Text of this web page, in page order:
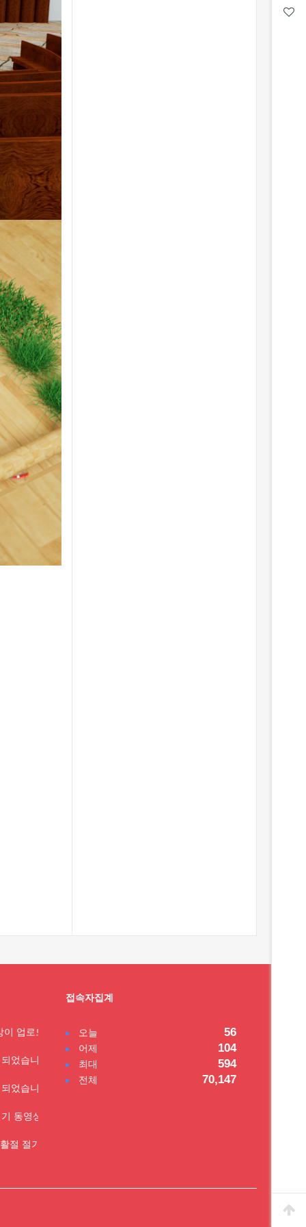
이 업로드 되었습니…
었습니다.
었습니다.
동영상을 업로드…
절 절기 동영상…
접속자집계
오늘 56
어제 104
최대 594
전체 70,147